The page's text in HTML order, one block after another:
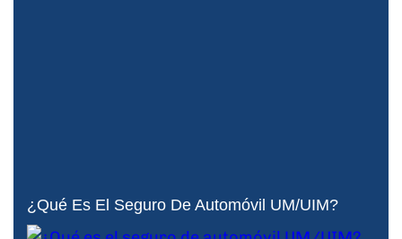
¿Qué Es El Seguro De Automóvil UM/UIM?